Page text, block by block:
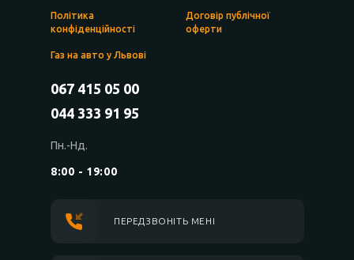
Політика
конфіденційності
Договір публічної
оферти
Газ на авто у Львові
067 415 05 00
044 333 91 95
Пн.-Нд.
8:00 - 19:00
ПЕРЕДЗВОНІТЬ МЕНІ